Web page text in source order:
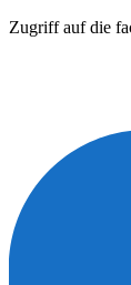
Zugriff auf die